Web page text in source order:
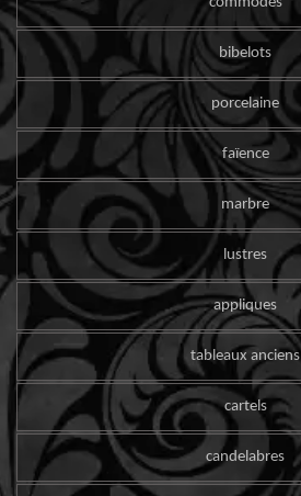
bibelots
porcelaine
faïence
marbre
lustres
appliques
tableaux anciens
cartels
candelabres